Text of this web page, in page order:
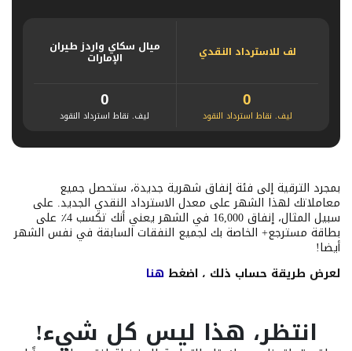
لف للاسترداد النقدي
0
ليف. نقاط استرداد النقود
ميال سكاي واردز طيران
الإمارات
0
ليف. نقاط استرداد النقود
بمجرد الترقية إلى فئة إنفاق شهرية جديدة، ستحصل جميع
معاملاتك لهذا الشهر على معدل الاسترداد النقدي الجديد. على
سبيل المثال، إنفاق 16,000 في الشهر يعني أنك تكسب 4٪ على
بطاقة مسترجع+ الخاصة بك لجميع النفقات السابقة في نفس الشهر
أيضا!
لعرض طريقة حساب ذلك ، اضغط هنا
انتظر، هذا ليس كل شيء!